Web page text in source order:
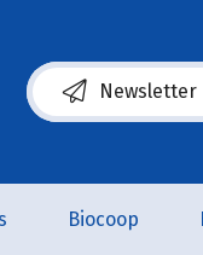
Newsletter
(s’ouvre dans une
Biocoop